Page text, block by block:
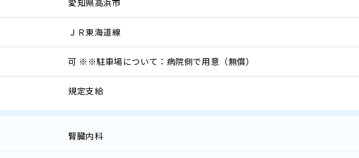
ＪＲ東海道線
可 ※※駐車場について：病院側で用意（無償）
規定支給
腎臓内科